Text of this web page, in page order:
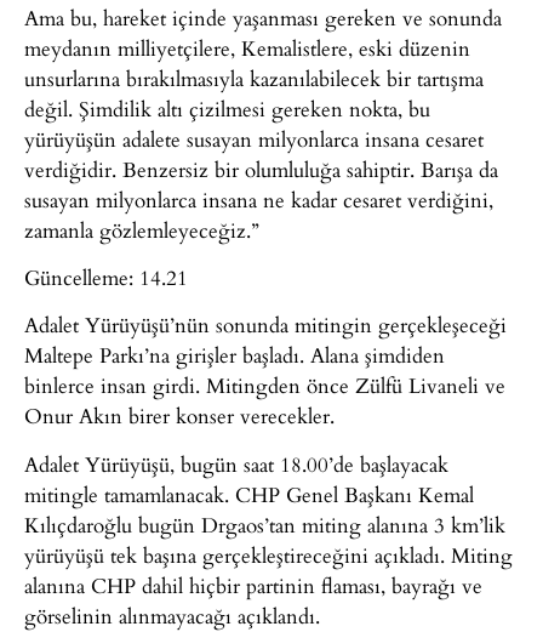
Ama bu, hareket içinde yaşanması gereken ve sonunda
meydanın milliyetçilere, Kemalistlere, eski düzenin
unsurlarına bırakılmasıyla kazanılabilecek bir tartışma
değil. Şimdilik altı çizilmesi gereken nokta, bu
yürüyüşün adalete susayan milyonlarca insana cesaret
verdiğidir. Benzersiz bir olumluluğa sahiptir. Barışa da
susayan milyonlarca insana ne kadar cesaret verdiğini,
zamanla gözlemleyeceğiz.”
Güncelleme: 14.21
Adalet Yürüyüşü’nün sonunda mitingin gerçekleşeceği
Maltepe Parkı’na girişler başladı. Alana şimdiden
binlerce insan girdi. Mitingden önce Zülfü Livaneli ve
Onur Akın birer konser verecekler.
Adalet Yürüyüşü, bugün saat 18.00’de başlayacak
mitingle tamamlanacak. CHP Genel Başkanı Kemal
Kılıçdaroğlu bugün Drgaos’tan miting alanına 3 km’lik
yürüyüşü tek başına gerçekleştireceğini açıkladı. Miting
alanına CHP dahil hiçbir partinin flaması, bayrağı ve
görselinin alınmayacağı açıklandı.